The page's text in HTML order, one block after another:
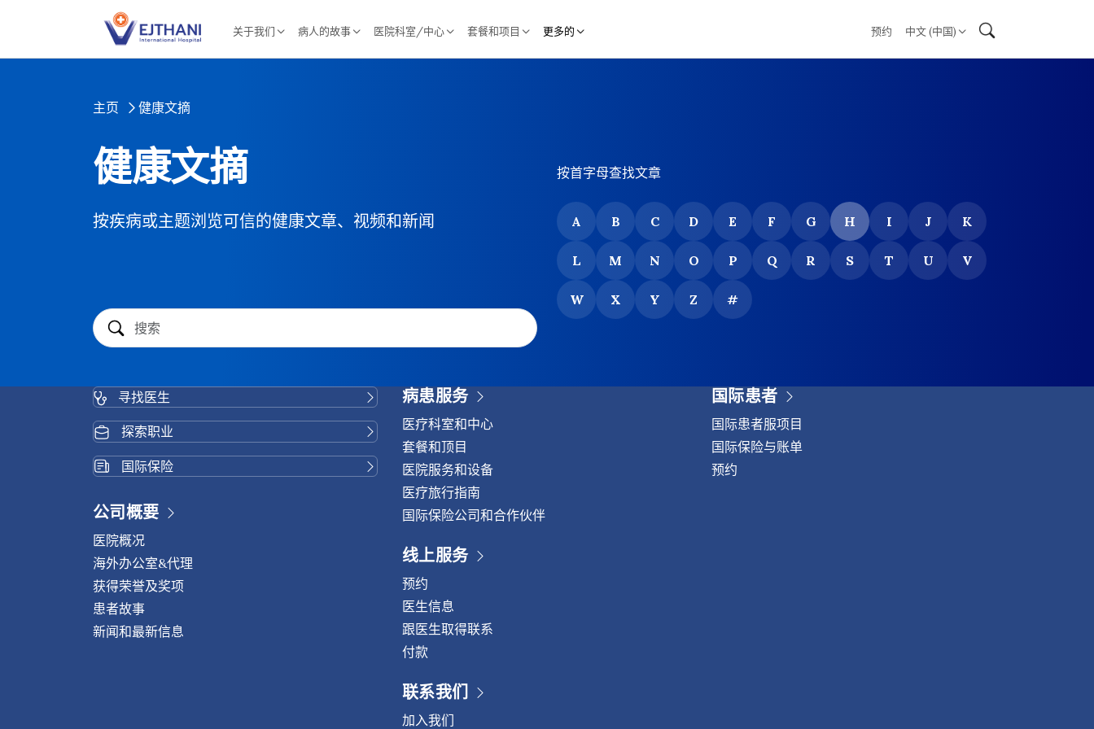
关于我们 病人的故事 医院科室/中心 套餐和项目 更多的 预约 中文 (中国)
主页 健康文摘
健康文摘
按疾病或主题浏览可信的健康文章、视频和新闻
按首字母查找文章
A B C D E F G H I J K
L M N O P Q R S T U V
W X Y Z #
寻找医生
探索职业
国际保险
公司概要
医院概况
海外办公室&代理
获得荣誉及奖项
患者故事
新闻和最新信息
病患服务
医疗科室和中心
套餐和顶目
医院服务和设备
医疗旅行指南
国际保险公司和合作伙伴
线上服务
预约
医生信息
跟医生取得联系
付款
联系我们
加入我们
国际患者
国际患者服项目
国际保险与账单
预约